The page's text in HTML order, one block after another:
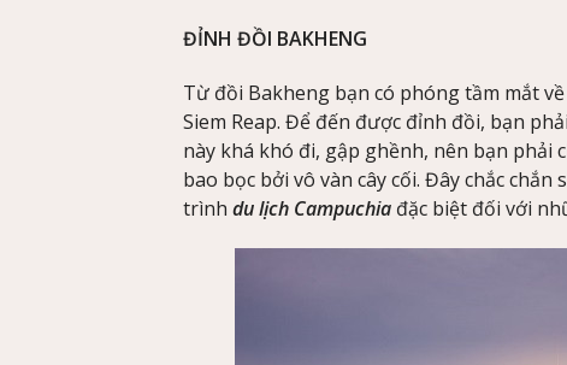
ĐỈNH ĐỒI BAKHENG
Từ đồi Bakheng bạn có phóng tầm mắt
Siem Reap. Để đến được đỉnh đồi, bạn
này khá khó đi, gập ghềnh, nên bạn phải
bao bọc bởi vô vàn cây cối. Đây chắc
trình du lịch Campuchia đặc biệt đối với